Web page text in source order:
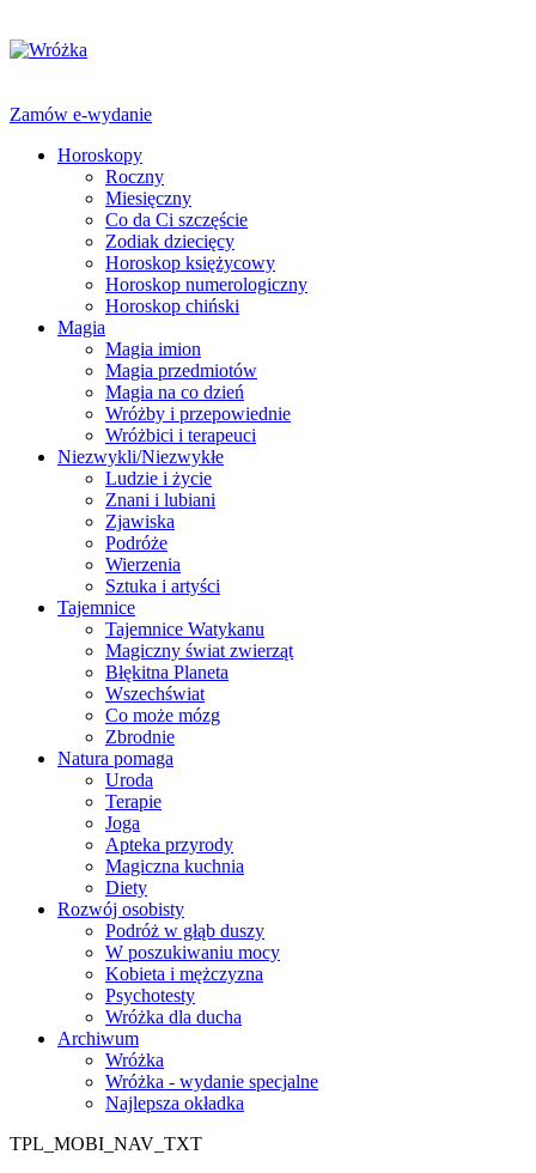
Zamów e-wydanie
Horoskopy
Roczny
Miesięczny
Co da Ci szczęście
Zodiak dziecięcy
Horoskop księżycowy
Horoskop numerologiczny
Horoskop chiński
Magia
Magia imion
Magia przedmiotów
Magia na co dzień
Wróżby i przepowiednie
Wróżbici i terapeuci
Niezwykli/Niezwykłe
Ludzie i życie
Znani i lubiani
Zjawiska
Podróże
Wierzenia
Sztuka i artyści
Tajemnice
Tajemnice Watykanu
Magiczny świat zwierząt
Błękitna Planeta
Wszechświat
Co może mózg
Zbrodnie
Natura pomaga
Uroda
Terapie
Joga
Apteka przyrody
Magiczna kuchnia
Diety
Rozwój osobisty
Podróż w głąb duszy
W poszukiwaniu mocy
Kobieta i mężczyzna
Psychotesty
Wróżka dla ducha
Archiwum
Wróżka
Wróżka - wydanie specjalne
Najlepsza okładka
TPL_MOBI_NAV_TXT